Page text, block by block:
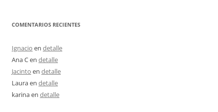
COMENTARIOS RECIENTES
Ignacio en detalle
Ana Cen detalle
Jacinto en detalle
Lauraen detalle
karinaen detalle